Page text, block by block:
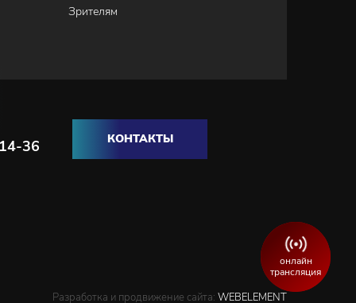
Зрителям
36 КОНТАКТЫ
Разработка и продвижение сайта: WEBELEMENT
онлайн
трансляция